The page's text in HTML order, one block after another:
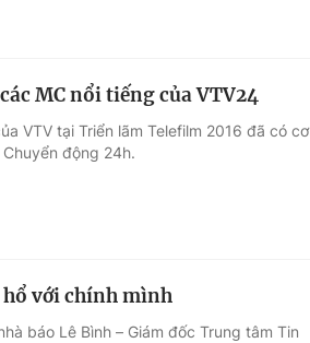
MC nổi tiếng của VTV24
VTV tại Triển lãm Telefilm 2016 đã có cơ
động 24h.
hổ với chính mình
báo Lê Bình – Giám đốc Trung tâm Tin